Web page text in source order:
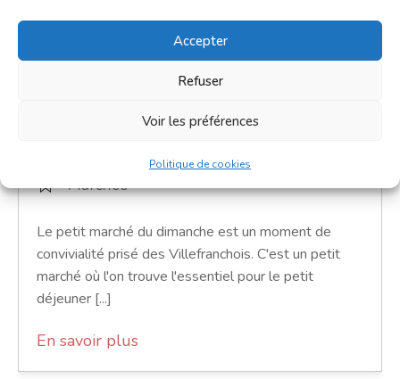
Accepter
Refuser
Voir les préférences
Politique de cookies
Petit marché du dimanche
9h00 - 12h00
Place de la République
Marchés
Le petit marché du dimanche est un moment de
convivialité prisé des Villefranchois. C'est un petit
marché où l'on trouve l'essentiel pour le petit
déjeuner [...]
En savoir plus